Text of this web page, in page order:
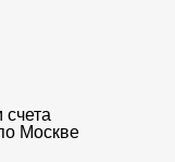
Москве